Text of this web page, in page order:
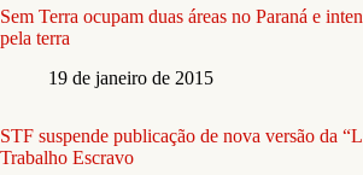
Sem Terra ocupam duas áreas no Paraná e
pela terra
19 de janeiro de 2015
STF suspende publicação de nova versão da
Trabalho Escravo